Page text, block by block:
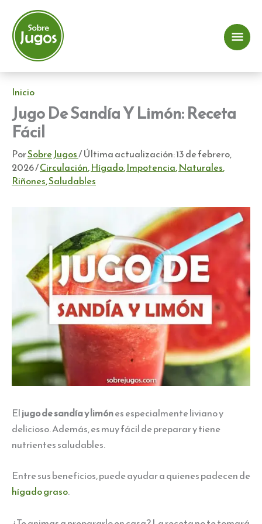
contenido
Inicio
Jugo De Sandía Y Limón: Receta
Fácil
PorSobre Jugos/ Última actualización:13 de febrero,
2026/Circulación,Hígado,Impotencia,Naturales,
Riñones,Saludables
Eljugo de sandía y limónes especialmente liviano y
delicioso. Además, es muy fácil de preparar y tiene
nutrientes saludables.
Entre sus beneficios, puede ayudar a quienes padecen de
hígado graso.